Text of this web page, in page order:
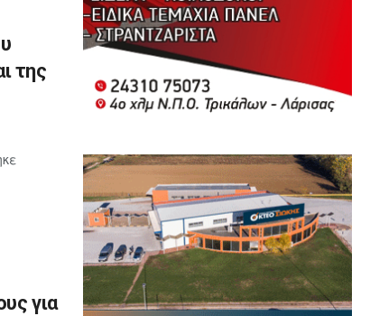
της
για